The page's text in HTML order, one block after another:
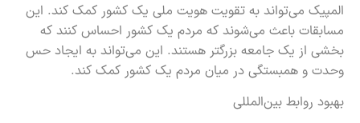
المپیک می‌تواند به تقویت هویت ملی یک کشور کمک کند. این
مسابقات باعث می‌شوند که مردم یک کشور احساس کنند که
بخشی از یک جامعه بزرگتر هستند. این می‌تواند به ایجاد حس
وحدت و همبستگی در میان مردم یک کشور کمک کند.
بهبود روابط بین‌المللی